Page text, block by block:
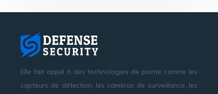
Elle fait appel à des technologies de pointe comme les
capteurs de détection, les caméras de surveillance, les